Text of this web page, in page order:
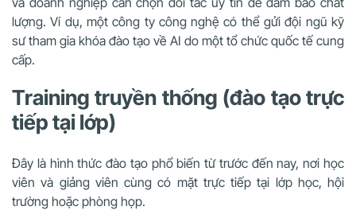
lượng. Ví dụ, một công ty công nghệ có thể gửi đội ngũ kỹ
sư tham gia khóa đào tạo về AI do một tổ chức quốc tế cung
cấp.
Training truyền thống (đào tạo trực
tiếp tại lớp)
Đây là hình thức đào tạo phổ biến từ trước đến nay, nơi học
viên và giảng viên cùng có mặt trực tiếp tại lớp học, hội
trường hoặc phòng họp.